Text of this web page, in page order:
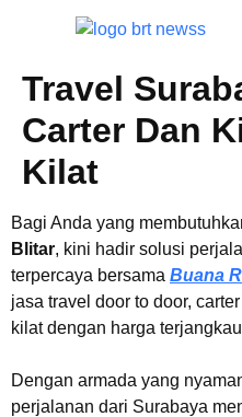
Travel
Carter Dan
Kilat
Bagi Anda yang
Blitar, kini hadir solusi
terpercaya bersama Buana
jasa travel door to door,
kilat dengan harga
Dengan armada yang
perjalanan dari Surabaya